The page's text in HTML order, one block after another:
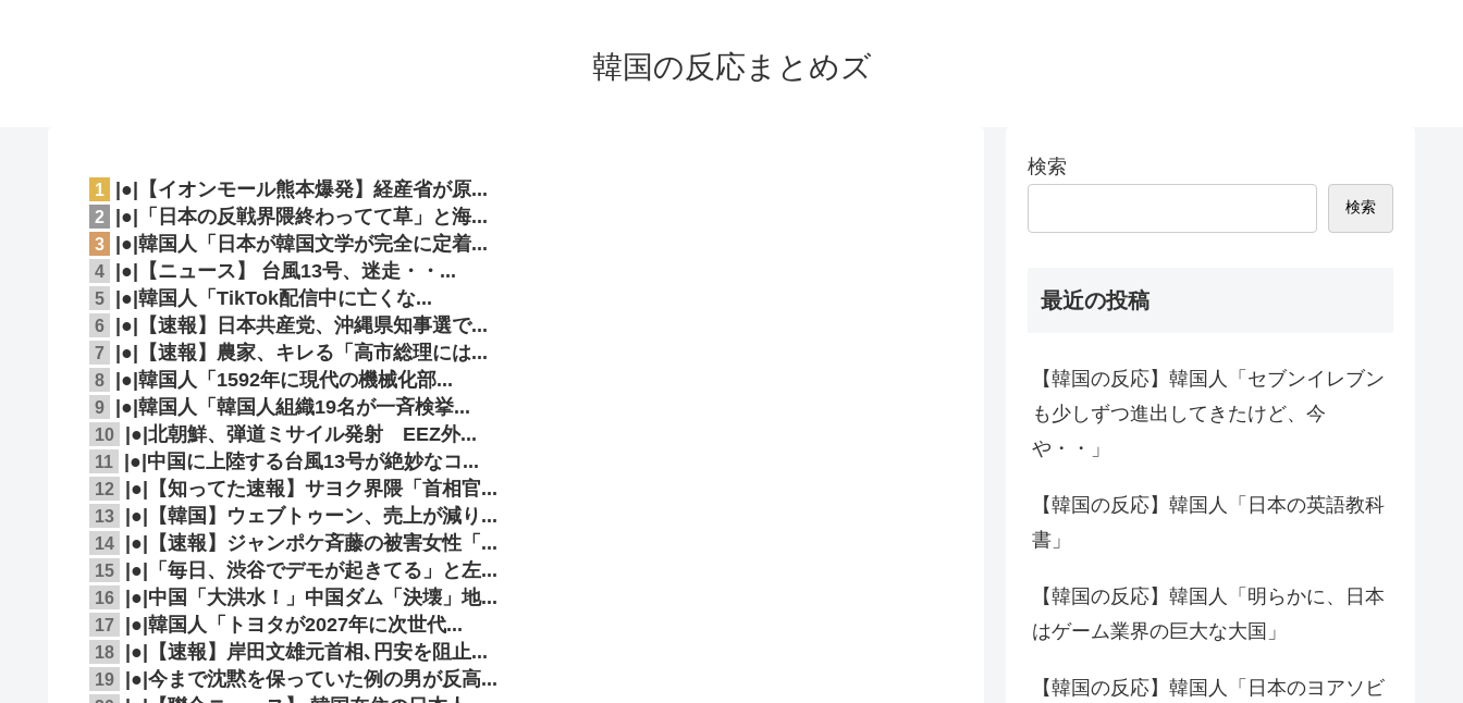
韓国の反応まとめズ
1 |●|【イオンモール熊本爆発】経産省が原...
2 |●|「日本の反戦界隈終わってて草」と海...
3 |●|韓国人「日本が韓国文学が完全に定着...
4 |●|【ニュース】 台風13号、迷走・・...
5 |●|韓国人「TikTok配信中に亡くな...
6 |●|【速報】日本共産党、沖縄県知事選で...
7 |●|【速報】農家、キレる「高市総理には...
8 |●|韓国人「1592年に現代の機械化部...
9 |●|韓国人「韓国人組織19名が一斉検挙...
10 |●|北朝鮮、弾道ミサイル発射 EEZ外...
11 |●|中国に上陸する台風13号が絶妙なコ...
12 |●|【知ってた速報】サヨク界隈「首相官...
13 |●|【韓国】ウェブトゥーン、売上が減り...
14 |●|【速報】ジャンポケ斉藤の被害女性「...
15 |●|「毎日、渋谷でデモが起きてる」と左...
16 |●|中国「大洪水！」中国ダム「決壊」地...
17 |●|韓国人「トヨタが2027年に次世代...
18 |●|【速報】岸田文雄元首相､円安を阻止...
19 |●|今まで沈黙を保っていた例の男が反高...
検索
検索
最近の投稿
【韓国の反応】韓国人「セブンイレブン
も少しずつ進出してきたけど、今
や・・」
【韓国の反応】韓国人「日本の英語教科
書」
【韓国の反応】韓国人「明らかに、日本
はゲーム業界の巨大な大国」
【韓国の反応】韓国人「日本のヨアソビ